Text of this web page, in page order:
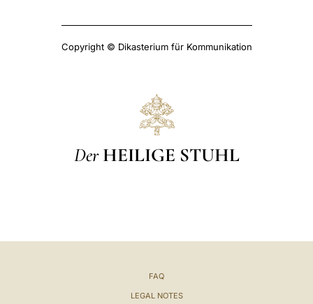
Copyright © Dikasterium für Kommunikation
Der HEILIGE STUHL
FAQ
LEGAL NOTES